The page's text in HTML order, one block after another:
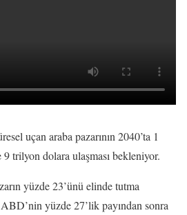
uçan araba pazarının 2040’ta 1
trilyon dolara ulaşması bekleniyor.
yüzde 23’ünü elinde tutma
yüzde 27’lik payından sonra